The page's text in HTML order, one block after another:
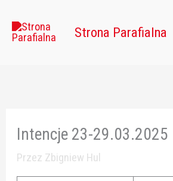
Strona Parafialna
Intencje 23-29.03.2025
Przez Zbigniew Hul